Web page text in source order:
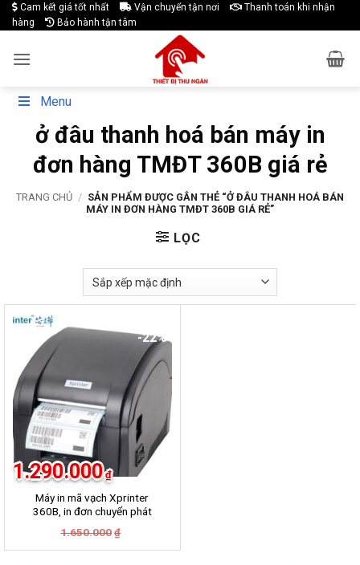
Skip
to
Cam kết giá tốt nhất Vận chuyển tận nơi
Thanh toán khi nhận
hàng
Bảo hành tận tâm
Menu
ở đâu thanh hoá bán máy in
đơn hàng TMĐT 360B giá rẻ
TRANG CHỦ / SẢN PHẨM ĐƯỢC GẮN THẺ “Ở ĐÂU THANH HOÁ BÁN
MÁY IN ĐƠN HÀNG TMĐT 360B GIÁ RẺ”
LỌC
-22%
Máy in mã vạch Xprinter
360B, in đơn chuyển phát
VNpost, Best, J&T
1.650.000 ₫
là:
1.290.000 ₫
tại